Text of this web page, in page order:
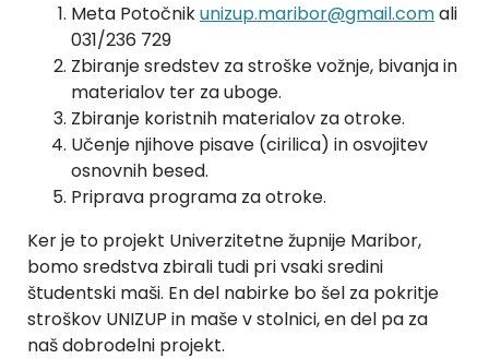
Meta Potočnikunizup.maribor@gmail.comali
031/236 729
Zbiranje sredstev za stroške vožnje, bivanja in
materialov ter za uboge.
Zbiranje koristnih materialov za otroke.
Učenje njihove pisave (cirilica) in osvojitev
osnovnih besed.
Priprava programa za otroke.
Ker je to projekt Univerzitetne župnije Maribor,
bomo sredstva zbirali tudi pri vsaki sredini
študentski maši. En del nabirke bo šel za pokritje
stroškov UNIZUP in maše v stolnici, en del pa za
naš dobrodelni projekt.